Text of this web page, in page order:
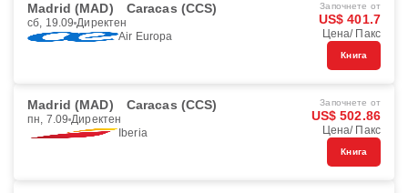
Madrid (MAD) Caracas (CCS)
сб, 19.09 Директен
Air Europa
Започнете от
US$ 401.7
Цена/ Пакс
Книга
Madrid (MAD) Caracas (CCS)
пн, 7.09 Директен
Iberia
Започнете от
US$ 502.86
Цена/ Пакс
Книга